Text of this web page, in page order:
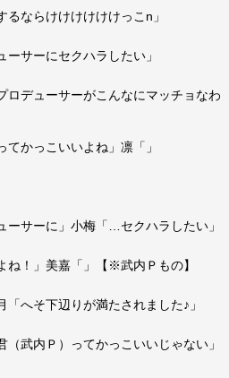
るならけけけけけけっこn」
ーサーにセクハラしたい」
ロデューサーがこんなにマッチョなわ
かっこいいよね」凛「」
ーサーに」小梅「…セクハラしたい」
ね！」美嘉「」【※武内Ｐもの】
へそ下辺りが満たされました♪」
武内Ｐ）ってかっこいいじゃない」